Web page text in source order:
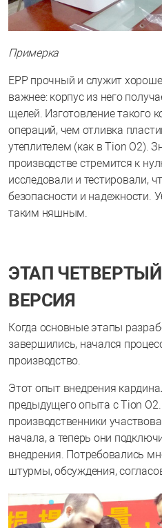
Примерка
ЕРР прочный и служит
важнее: корпус из него
щелей. Изготовление такого
операций, чем отливка
утеплителем (как в Tion O2).
производстве стремится к
исследовали и тестировали,
безопасности и надежности.
таким няшным.
ЭТАП
ВЕРСИЯ
Когда основные этапы
завершились, начался
производство.
Этот опыт внедрения
предыдущего опыта с Tion
производственники
начала, а теперь они
внедрения. Потребовались
штурмы, обсуждения,